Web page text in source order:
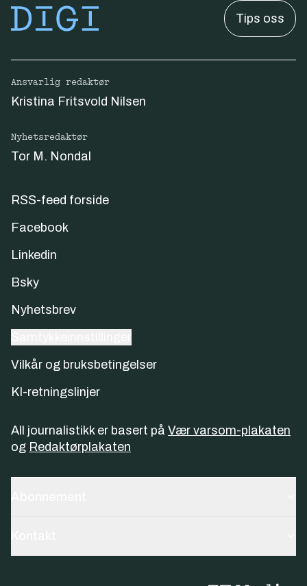
Tips oss
Ansvarlig redaktør
Kristina Fritsvold Nilsen
Nyhetsredaktør
Tor M. Nondal
RSS-feed forside
Facebook
Linkedin
Bsky
Nyhetsbrev
Vilkår og bruksbetingelser
KI-retningslinjer
All journalistikk er basert på Vær varsom-plakaten
og Redaktørplakaten